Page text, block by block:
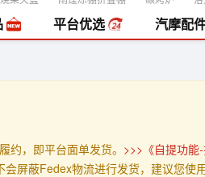
平台优选 汽摩配
，即平台面单发货。 >>>《自提功能-
屏蔽Fedex物流进行发货，建议您使